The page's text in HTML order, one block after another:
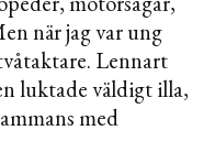
när jag var ung
Lennart
luktade väldigt illa,
med